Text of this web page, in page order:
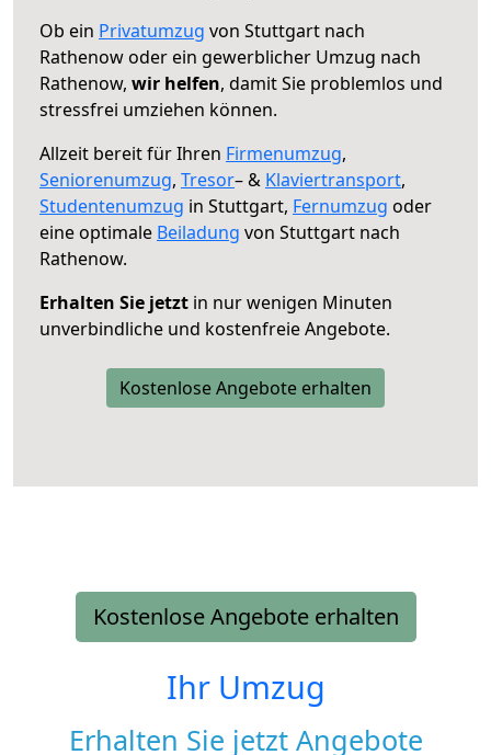
Ob ein Privatumzug von Stuttgart nach
Rathenow oder ein gewerblicher Umzug nach
Rathenow, wir helfen, damit Sie problemlos und
stressfrei umziehen können.
Allzeit bereit für Ihren Firmenumzug,
Seniorenumzug, Tresor– & Klaviertransport,
Studentenumzug in Stuttgart, Fernumzug oder
eine optimale Beiladung von Stuttgart nach
Rathenow.
Erhalten Sie jetzt in nur wenigen Minuten
unverbindliche und kostenfreie Angebote.
Kostenlose Angebote erhalten
Kostenlose Angebote erhalten
Ihr Umzug
Erhalten Sie jetzt Angebote